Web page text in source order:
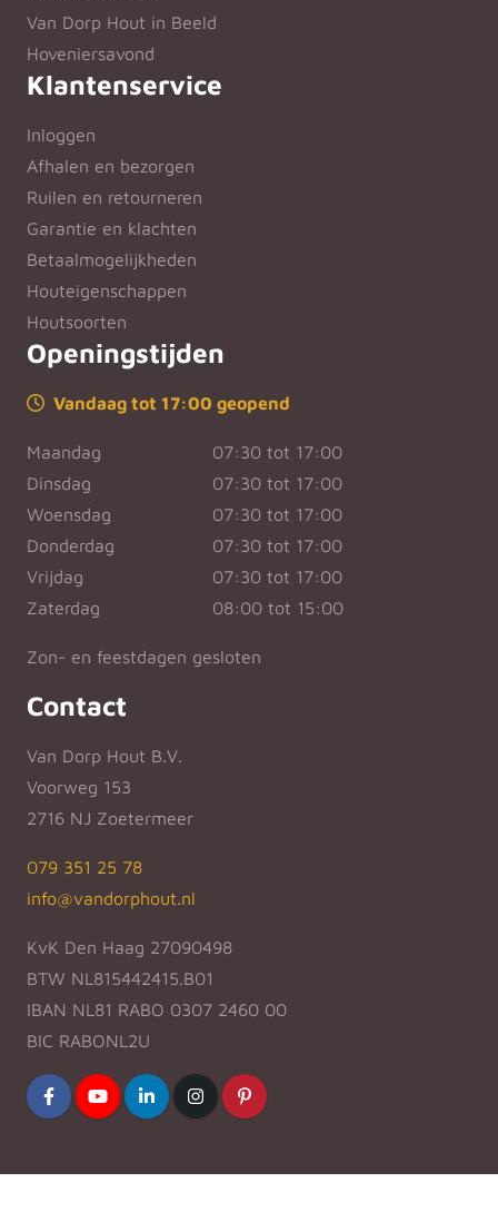
Van Dorp Hout in Beeld
Hoveniersavond
Klantenservice
Inloggen
Afhalen en bezorgen
Ruilen en retourneren
Garantie en klachten
Betaalmogelijkheden
Houteigenschappen
Houtsoorten
Openingstijden
Vandaag tot 17:00 geopend
Maandag
07:30 tot 17:00
Dinsdag
07:30 tot 17:00
Woensdag
07:30 tot 17:00
Donderdag
07:30 tot 17:00
Vrijdag
07:30 tot 17:00
Zaterdag
08:00 tot 15:00
Zon- en feestdagen gesloten
Contact
Van Dorp Hout B.V.
Voorweg 153
2716 NJ Zoetermeer
079 351 25 78
info@vandorphout.nl
KvK Den Haag 27090498
BTW NL815442415.B01
IBAN NL81 RABO 0307 2460 00
BIC RABONL2U